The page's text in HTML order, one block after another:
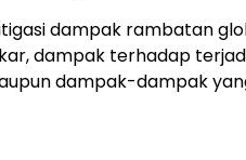
dampak rambatan
dampak terhadap
dampak-dampak